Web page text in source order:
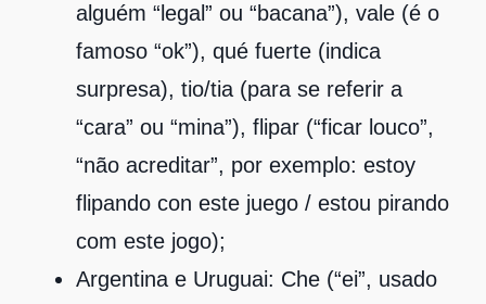
alguém “legal” ou “bacana”), vale (é o
famoso “ok”), qué fuerte (indica
surpresa), tio/tia (para se referir a
“cara” ou “mina”), flipar (“ficar louco”,
“não acreditar”, por exemplo: estoy
flipando con este juego / estou pirando
com este jogo);
Argentina e Uruguai: Che (“ei”, usado